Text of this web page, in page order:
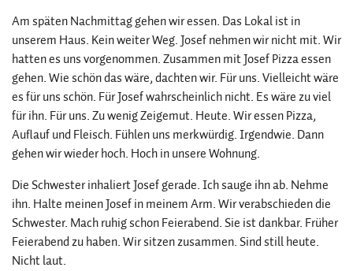
Am späten Nachmittag gehen wir essen. Das Lokal ist in
unserem Haus. Kein weiter Weg. Josef nehmen wir nicht mit. Wir
hatten es uns vorgenommen. Zusammen mit Josef Pizza essen
gehen. Wie schön das wäre, dachten wir. Für uns. Vielleicht wäre
es für uns schön. Für Josef wahrscheinlich nicht. Es wäre zu viel
für ihn. Für uns. Zu wenig Zeigemut. Heute. Wir essen Pizza,
Auflauf und Fleisch. Fühlen uns merkwürdig. Irgendwie. Dann
gehen wir wieder hoch. Hoch in unsere Wohnung.
Die Schwester inhaliert Josef gerade. Ich sauge ihn ab. Nehme
ihn. Halte meinen Josef in meinem Arm. Wir verabschieden die
Schwester. Mach ruhig schon Feierabend. Sie ist dankbar. Früher
Feierabend zu haben. Wir sitzen zusammen. Sind still heute.
Nicht laut.